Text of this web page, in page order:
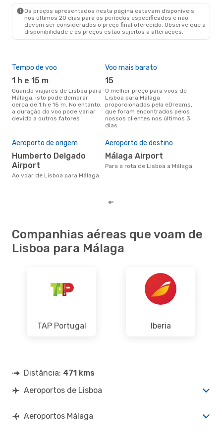
Os preços apresentados nesta página estavam disponíveis
nos últimos 20 dias para os períodos especificados e não
devem ser considerados o preço final oferecido. Observe que a
disponibilidade e os preços estão sujeitos a alterações.
Tempo de voo
1 h e 15 m
Quando viajares de Lisboa para
Málaga, isto pode demorar
cerca de 1 h e 15 m. No entanto,
a duração do voo pode variar
devido a outros fatores
Voo mais barato
15
O melhor preço para voos de
Lisboa para Málaga
proporcionados pela eDreams,
que foram encontrados pelos
nossos clientes nos últimos 3
dias
Aeroporto de origem
Humberto Delgado
Airport
Ao voar de Lisboa para Málaga
Aeroporto de destino
Málaga Airport
Para a rota de Lisboa a Málaga
Companhias aéreas que voam de
Lisboa para Málaga
TAP Portugal Iberia
Distância: 471 kms
Aeroportos de Lisboa
Aeroportos Málaga